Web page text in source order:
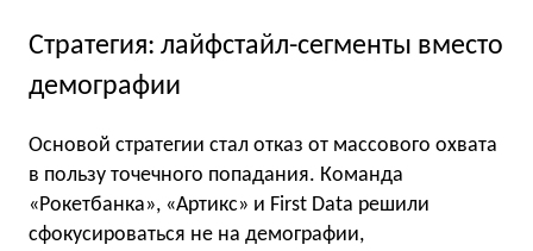
Стратегия: лайфстайл-сегменты вместо
демографии
Основой стратегии стал отказ от массового охвата
в пользу точечного попадания. Команда
«Рокетбанка», «Артикс» и First Data решили
сфокусироваться не на демографии,